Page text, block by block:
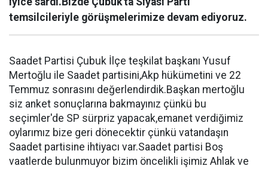
temsilcileriyle görüşmelerimize devam ediyoruz.
Saadet Partisi Çubuk İlçe teşkilat başkanı Yusuf
Mertoğlu ile Saadet partisini,Akp hükümetini ve 22
Temmuz sonrasını değerlendirdik.Başkan mertoğlu
siz anket sonuçlarına bakmayınız çünkü bu
seçimler'de SP sürpriz yapacak,emanet verdiğimiz
oylarımız bize geri dönecektir çünkü vatandaşın
Saadet partisine ihtiyacı var.Saadet partisi Boş
vaatlerde bulunmuyor bizim öncelikli işimiz Ahlak ve